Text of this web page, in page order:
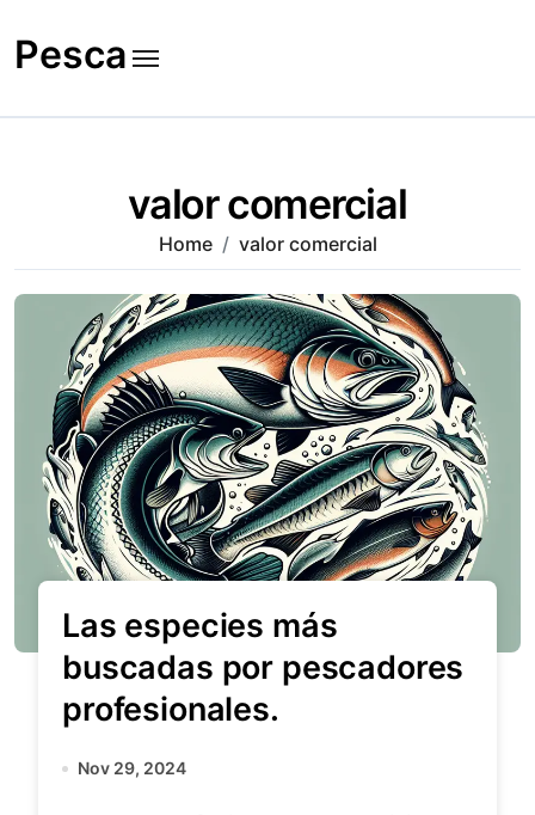
to
content
Pesca
valor comercial
Home valor comercial
Las especies más
buscadas por pescadores
profesionales.
Nov 29, 2024